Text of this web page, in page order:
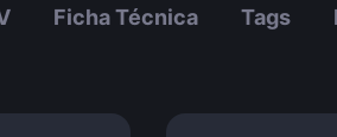
Ficha Técnica Tags